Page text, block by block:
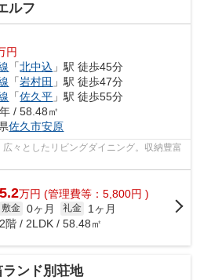
ルフ
円
「北中込 」駅 徒歩45分
「岩村田 」駅 徒歩47分
「佐久平 」駅 徒歩55分
/ 58.48㎡
佐久市安原
々としたリビングダイニング。収納豊富
5.2万円 (管理費等：5,800円 )
敷金 0ヶ月 礼金
1ヶ月
2階 / 2LDK / 58.48㎡
ンド別荘地